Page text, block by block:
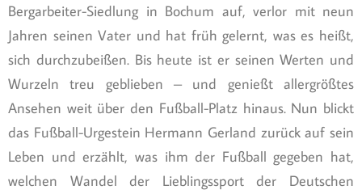
Bergarbeiter-Siedlung in Bochum auf, verlor mit neun
Jahren seinen Vater und hat früh gelernt, was es heißt,
sich durchzubeißen. Bis heute ist er seinen Werten und
Wurzeln treu geblieben – und genießt allergrößtes
Ansehen weit über den Fußball-Platz hinaus. Nun blickt
das Fußball-Urgestein Hermann Gerland zurück auf sein
Leben und erzählt, was ihm der Fußball gegeben hat,
welchen Wandel der Lieblingssport der Deutschen